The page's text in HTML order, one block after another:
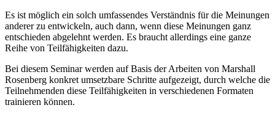
Es ist möglich ein solch umfassendes Verständnis für die Meinungen
anderer zu entwickeln, auch dann, wenn diese Meinungen ganz
entschieden abgelehnt werden. Es braucht allerdings eine ganze
Reihe von Teilfähigkeiten dazu.
Bei diesem Seminar werden auf Basis der Arbeiten von Marshall
Rosenberg konkret umsetzbare Schritte aufgezeigt, durch welche die
Teilnehmenden diese Teilfähigkeiten in verschiedenen Formaten
trainieren können.